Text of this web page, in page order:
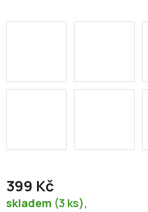
399 Kč
Měrná
skladem (3 ks)